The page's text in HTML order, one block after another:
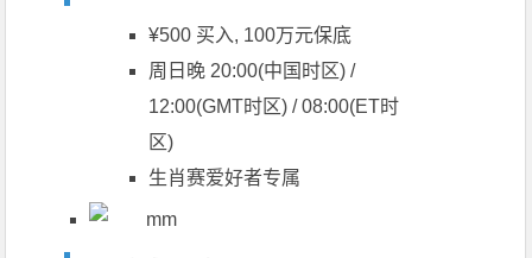
¥500 买入, 100万元保底
周日晚 20:00(中国时区) /
12:00(GMT时区) / 08:00(ET时
区)
生肖赛爱好者专属